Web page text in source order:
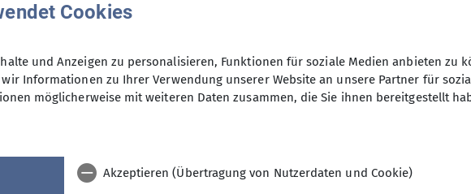
Cookies
und Anzeigen zu personalisieren, Funktionen für soziale Medien anbieten zu
Informationen zu Ihrer Verwendung unserer Website an unsere Partner für
möglicherweise mit weiteren Daten zusammen, die Sie ihnen bereitgestellt
Akzeptieren (Übertragung von Nutzerdaten und Cookie)